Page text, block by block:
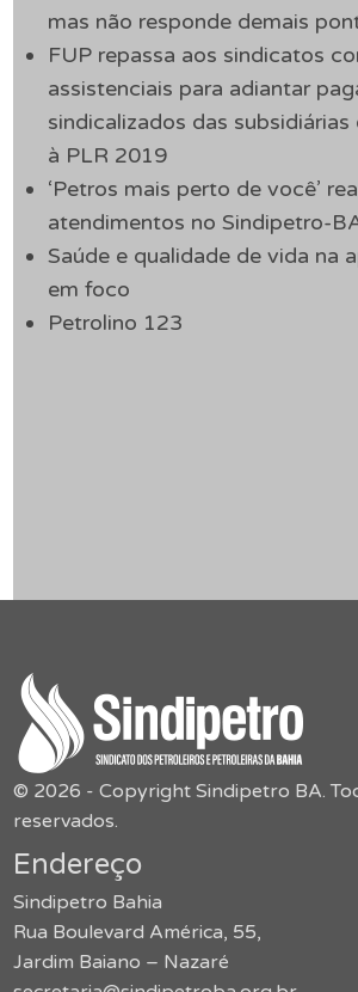
mas não responde demais
FUP repassa aos sindicatos
assistenciais para adiantar
sindicalizados das subsidiárias
à PLR 2019
‘Petros mais perto de você’
atendimentos no Sindipetro-
Saúde e qualidade de vida na
em foco
Petrolino 123
© 2026 - Copyright Sindipetro BA.
reservados.
Endereço
Sindipetro Bahia
Rua Boulevard América, 55,
Jardim Baiano – Nazaré